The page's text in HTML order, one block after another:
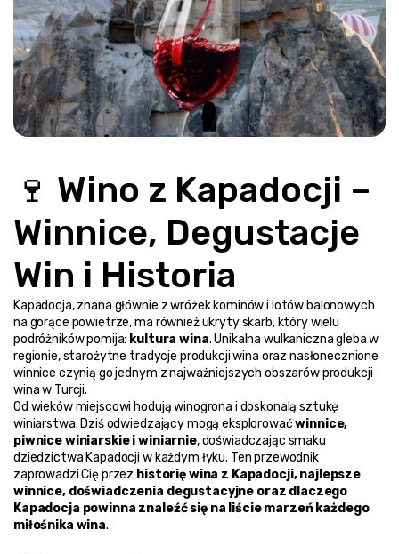
🍷 Wino z Kapadocji –
Winnice, Degustacje
Win i Historia
Kapadocja, znana głównie z wróżek kominów i lotów balonowych
na gorące powietrze, ma również ukryty skarb, który wielu
podróżników pomija: kultura wina. Unikalna wulkaniczna gleba w
regionie, starożytne tradycje produkcji wina oraz nasłonecznione
winnice czynią go jednym z najważniejszych obszarów produkcji
wina w Turcji.
Od wieków miejscowi hodują winogrona i doskonalą sztukę
winiarstwa. Dziś odwiedzający mogą eksplorować winnice,
piwnice winiarskie i winiarnie, doświadczając smaku
dziedzictwa Kapadocji w każdym łyku. Ten przewodnik
zaprowadzi Cię przez historię wina z Kapadocji, najlepsze
winnice, doświadczenia degustacyjne oraz dlaczego
Kapadocja powinna znaleźć się na liście marzeń każdego
miłośnika wina.